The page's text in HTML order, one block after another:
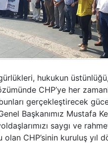
hukukun
CHP’ye her
gerçekleştirecek
Başkanımız Mustafa
saygı ve
CHP’sinin kuruluş yıl